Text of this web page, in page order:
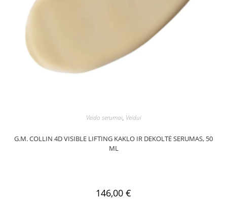
Veido serumai, Veidui
G.M. COLLIN 4D VISIBLE LIFTING KAKLO IR DEKOLTĖ SERUMAS, 50
ML
146,00 €